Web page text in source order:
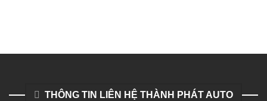
THÔNG TIN LIÊN HỆ THÀNH PHÁT AUTO